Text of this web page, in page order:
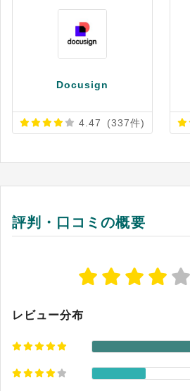
Docusign
4.47 (337件)
評判・口コミの概要
レビュー分布